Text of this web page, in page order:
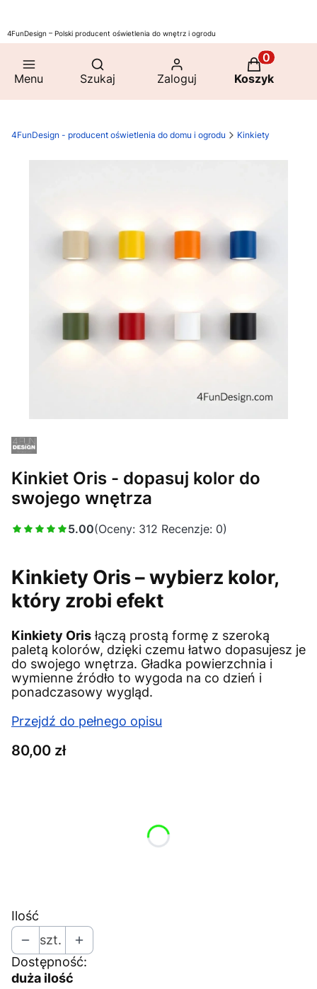
4FunDesign – Polski producent oświetlenia do wnętrz i ogrodu
Menu
Otwórz wyszukiwarkę
Szukaj Zaloguj
Produkty
Koszyk
4FunDesign - producent oświetlenia do domu i ogrodu Kinkiety
Kinkiet Oris - dopasuj kolor do
swojego wnętrza
5.00(Oceny: 312 Recenzje: 0)
Kinkiety Oris – wybierz kolor,
który zrobi efekt
Kinkiety Oris łączą prostą formę z szeroką
paletą kolorów, dzięki czemu łatwo dopasujesz je
do swojego wnętrza. Gładka powierzchnia i
wymienne źródło to wygoda na co dzień i
ponadczasowy wygląd.
Przejdź do pełnego opisu
Cena
80,00 zł
Ilość
szt.
Dostępność:
duża ilość